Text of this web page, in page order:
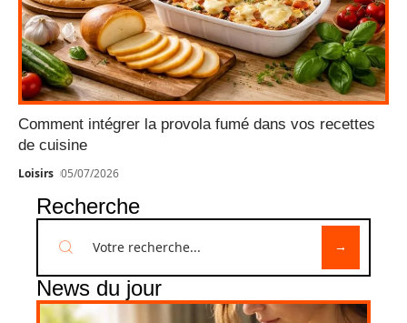
Comment intégrer la provola fumé dans vos recettes
de cuisine
Loisirs 05/07/2026
Recherche
News du jour